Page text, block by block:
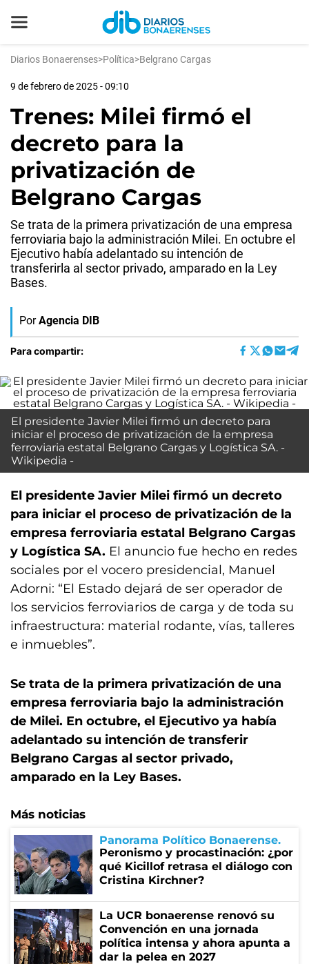
Diarios Bonaerenses>Política>Belgrano Cargas
9 de febrero de 2025 - 09:10
Trenes: Milei firmó el
decreto para la
privatización de
Belgrano Cargas
Se trata de la primera privatización de una empresa
ferroviaria bajo la administración Milei. En octubre el
Ejecutivo había adelantado su intención de
transferirla al sector privado, amparado en la Ley
Bases.
Por Agencia DIB
Para compartir:
El presidente Javier Milei firmó un decreto para
iniciar el proceso de privatización de la empresa
ferroviaria estatal Belgrano Cargas y Logística SA. -
Wikipedia -
El presidente Javier Milei firmó un decreto
para iniciar el proceso de privatización de la
empresa ferroviaria estatal Belgrano Cargas
y Logística SA. El anuncio fue hecho en redes
sociales por el vocero presidencial, Manuel
Adorni: “El Estado dejará de ser operador de
los servicios ferroviarios de carga y de toda su
infraestructura: material rodante, vías, talleres
e inmuebles”.
Se trata de la primera privatización de una
empresa ferroviaria bajo la administración
de Milei. En octubre, el Ejecutivo ya había
adelantado su intención de transferir
Belgrano Cargas al sector privado,
amparado en la Ley Bases.
Más noticias
Panorama Político Bonaerense
Peronismo y procastinación: ¿por
qué Kicillof retrasa el diálogo con
Cristina Kirchner?
La UCR bonaerense renovó su
Convención en una jornada
política intensa y ahora apunta a
dar la pelea en 2027